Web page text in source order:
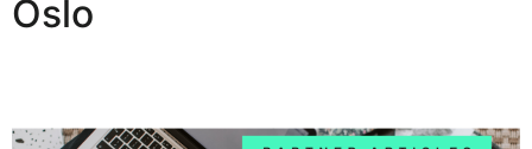
Oslo